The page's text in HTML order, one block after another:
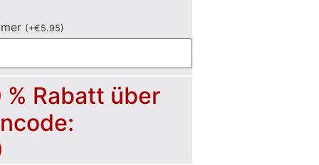
(+€5.95)
% Rabatt über